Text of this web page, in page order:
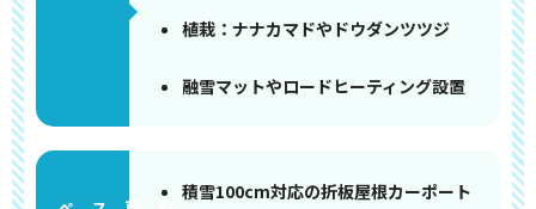
植栽：ナナカマドやドウダンツツジ
融雪マットやロードヒーティング設置
積雪100cm対応の折板屋根カーポート